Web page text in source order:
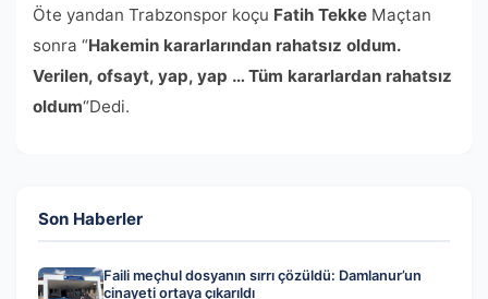
Öte yandan Trabzonspor koçu Fatih Tekke Maçtan
sonra “Hakemin kararlarından rahatsız oldum.
Verilen, ofsayt, yap, yap … Tüm kararlardan rahatsız
oldum“Dedi.
Son Haberler
Faili meçhul dosyanın sırrı çözüldü: Damlanur’un
cinayeti ortaya çıkarıldı